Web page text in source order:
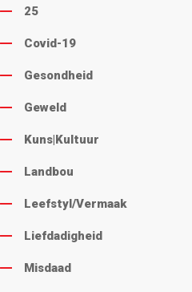
25
Covid-19
Gesondheid
Geweld
Kuns|Kultuur
Landbou
Leefstyl/Vermaak
Liefdadigheid
Misdaad